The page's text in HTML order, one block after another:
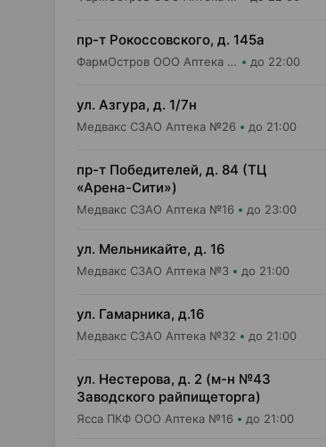
пр-т Рокоссовского, д. 145а
ФармОстров ООО Аптека №9 на Рокоссовского до 22:00
ул. Азгура, д. 1/7н
Медвакс СЗАО Аптека №26 до 21:00
пр-т Победителей, д. 84 (ТЦ
«Арена-Сити»)
Медвакс СЗАО Аптека №16 до 23:00
ул. Мельникайте, д. 16
Медвакс СЗАО Аптека №3 до 21:00
ул. Гамарника, д.16
Медвакс СЗАО Аптека №32 до 21:00
ул. Нестерова, д. 2 (м-н №43
Заводского райпищеторга)
Ясса ПКФ ООО Аптека №16 до 21:00